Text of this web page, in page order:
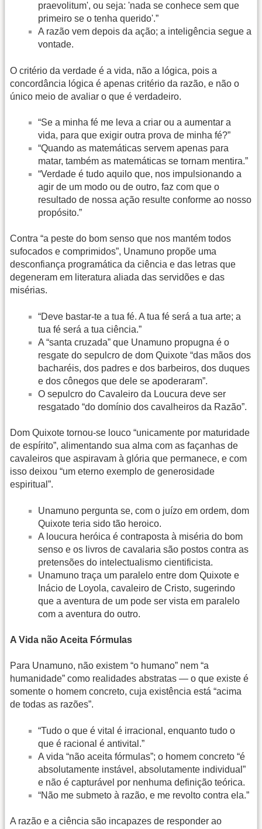
praevolitum', ou seja: 'nada se conhece sem que
primeiro se o tenha querido'.”
A razão vem depois da ação; a inteligência segue a
vontade.
O critério da verdade é a vida, não a lógica, pois a
concordância lógica é apenas critério da razão, e não o
único meio de avaliar o que é verdadeiro.
“Se a minha fé me leva a criar ou a aumentar a
vida, para que exigir outra prova de minha fé?”
“Quando as matemáticas servem apenas para
matar, também as matemáticas se tornam mentira.”
“Verdade é tudo aquilo que, nos impulsionando a
agir de um modo ou de outro, faz com que o
resultado de nossa ação resulte conforme ao nosso
propósito.”
Contra “a peste do bom senso que nos mantém todos
sufocados e comprimidos”, Unamuno propõe uma
desconfiança programática da ciência e das letras que
degeneram em literatura aliada das servidões e das
misérias.
“Deve bastar-te a tua fé. A tua fé será a tua arte; a
tua fé será a tua ciência.”
A “santa cruzada” que Unamuno propugna é o
resgate do sepulcro de dom Quixote “das mãos dos
bacharéis, dos padres e dos barbeiros, dos duques
e dos cônegos que dele se apoderaram”.
O sepulcro do Cavaleiro da Loucura deve ser
resgatado “do domínio dos cavalheiros da Razão”.
Dom Quixote tornou-se louco “unicamente por maturidade
de espírito”, alimentando sua alma com as façanhas de
cavaleiros que aspiravam à glória que permanece, e com
isso deixou “um eterno exemplo de generosidade
espiritual”.
Unamuno pergunta se, com o juízo em ordem, dom
Quixote teria sido tão heroico.
A loucura heróica é contraposta à miséria do bom
senso e os livros de cavalaria são postos contra as
pretensões do intelectualismo cientificista.
Unamuno traça um paralelo entre dom Quixote e
Inácio de Loyola, cavaleiro de Cristo, sugerindo
que a aventura de um pode ser vista em paralelo
com a aventura do outro.
A Vida não Aceita Fórmulas
Para Unamuno, não existem “o humano” nem “a
humanidade” como realidades abstratas — o que existe é
somente o homem concreto, cuja existência está “acima
de todas as razões”.
“Tudo o que é vital é irracional, enquanto tudo o
que é racional é antivital.”
A vida “não aceita fórmulas”; o homem concreto “é
absolutamente instável, absolutamente individual”
e não é capturável por nenhuma definição teórica.
“Não me submeto à razão, e me revolto contra ela.”
A razão e a ciência são incapazes de responder ao